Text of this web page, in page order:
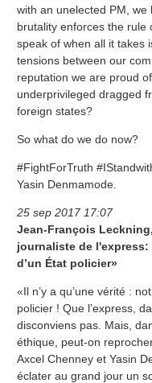
with an unelected PM,
brutality enforces the rule
speak of when all it takes
tensions between our
reputation we are proud
underprivileged dragged
foreign states?
So what do we do now?
#FightForTruth
Yasin Denmamode.
25 sep 2017 17:07
Jean-François
journaliste de l'express:
d’un État policier»
«Il n’y a qu’une vérité :
policier ! Que l’express,
disconviens pas. Mais,
éthique, peut-on
Axcel Chenney et Yasin
éclater au grand jour un